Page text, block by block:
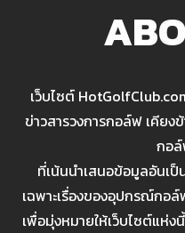
เว็บไซต์
ข่าวสารวงการกอล์ฟ เคีย
กอ
ที่เน้นนำเสนอข้อมูลอันเ
เฉพาะเรื่องของอุปกรณ์กอ
เพื่อมุ่งหมายให้เว็บไซต์แห่